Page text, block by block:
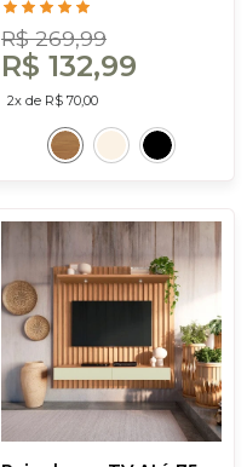
R$ 269,99
R$ 132,99
2x de R$ 70,00